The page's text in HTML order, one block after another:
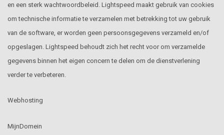
en een sterk wachtwoordbeleid. Lightspeed maakt gebruik van cookies
om technische informatie te verzamelen met betrekking tot uw gebruik
van de software, er worden geen persoonsgegevens verzameld en/of
opgeslagen. Lightspeed behoudt zich het recht voor om verzamelde
gegevens binnen het eigen concern te delen om de dienstverlening
verder te verbeteren.
Webhosting
MijnDomein